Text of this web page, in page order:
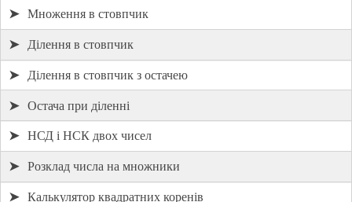
➤ Множення в стовпчик
➤ Ділення в стовпчик
➤ Ділення в стовпчик з остачею
➤ Остача при діленні
➤ НСД і НСК двох чисел
➤ Розклад числа на множники
➤ Калькулятор квадратних коренів